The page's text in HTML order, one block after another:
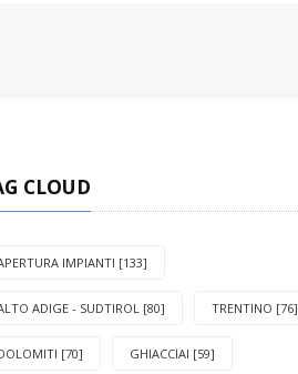
CLOUD
IMPIANTI [133]
ADIGE - SUDTIROL [80] TRENTINO [76]
[70] GHIACCIAI [59]